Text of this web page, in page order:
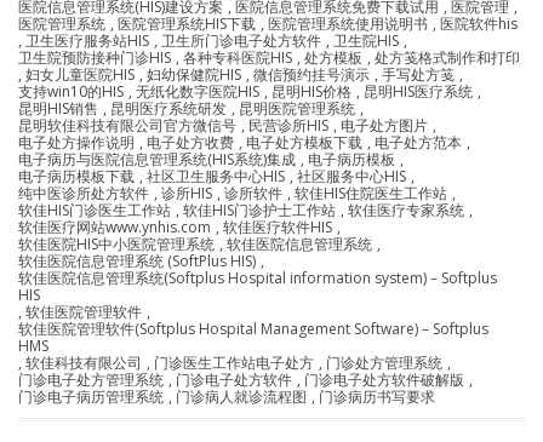
医院信息管理系统(HIS)建设方案 , 医院信息管理系统免费下载试用 , 医院管理 ,
医院管理系统 , 医院管理系统HIS下载 , 医院管理系统使用说明书 , 医院软件his
, 卫生医疗服务站HIS , 卫生所门诊电子处方软件 , 卫生院HIS ,
卫生院预防接种门诊HIS , 各种专科医院HIS , 处方模板 , 处方笺格式制作和打印
, 妇女儿童医院HIS , 妇幼保健院HIS , 微信预约挂号演示 , 手写处方笺 ,
支持win10的HIS , 无纸化数字医院HIS , 昆明HIS价格 , 昆明HIS医疗系统 ,
昆明HIS销售 , 昆明医疗系统研发 , 昆明医院管理系统 ,
昆明软佳科技有限公司官方微信号 , 民营诊所HIS , 电子处方图片 ,
电子处方操作说明 , 电子处方收费 , 电子处方模板下载 , 电子处方范本 ,
电子病历与医院信息管理系统(HIS系统)集成 , 电子病历模板 ,
电子病历模板下载 , 社区卫生服务中心HIS , 社区服务中心HIS ,
纯中医诊所处方软件 , 诊所HIS , 诊所软件 , 软佳HIS住院医生工作站 ,
软佳HIS门诊医生工作站 , 软佳HIS门诊护士工作站 , 软佳医疗专家系统 ,
软佳医疗网站www.ynhis.com , 软佳医疗软件HIS ,
软佳医院HIS中小医院管理系统 , 软佳医院信息管理系统 ,
软佳医院信息管理系统 (SoftPlus HIS) ,
软佳医院信息管理系统(Softplus Hospital information system) – Softplus
HIS
, 软佳医院管理软件 ,
软佳医院管理软件(Softplus Hospital Management Software) – Softplus
HMS
, 软佳科技有限公司 , 门诊医生工作站电子处方 , 门诊处方管理系统 ,
门诊电子处方管理系统 , 门诊电子处方软件 , 门诊电子处方软件破解版 ,
门诊电子病历管理系统 , 门诊病人就诊流程图 , 门诊病历书写要求